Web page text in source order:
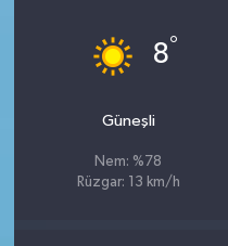
8°
Güneşli
Nem: %78
Rüzgar: 13 km/h